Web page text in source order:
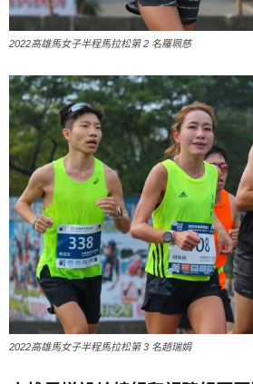
2022高雄馬女子半程馬拉松第 2 名羅珮慈
2022高雄馬女子半程馬拉松第 3 名趙瑞娟